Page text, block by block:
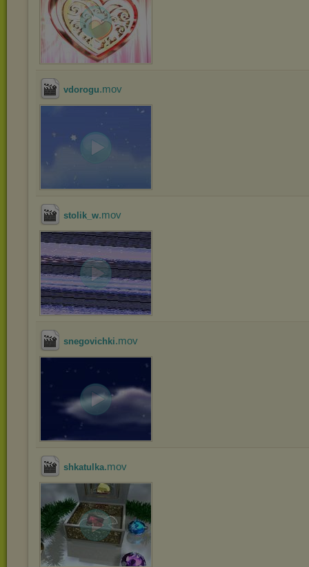
vdorogu.mov
stolik_w.mov
snegovichki.mov
shkatulka.mov